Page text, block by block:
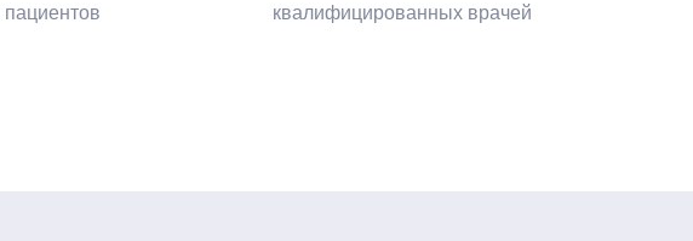
квалифицированных врачей